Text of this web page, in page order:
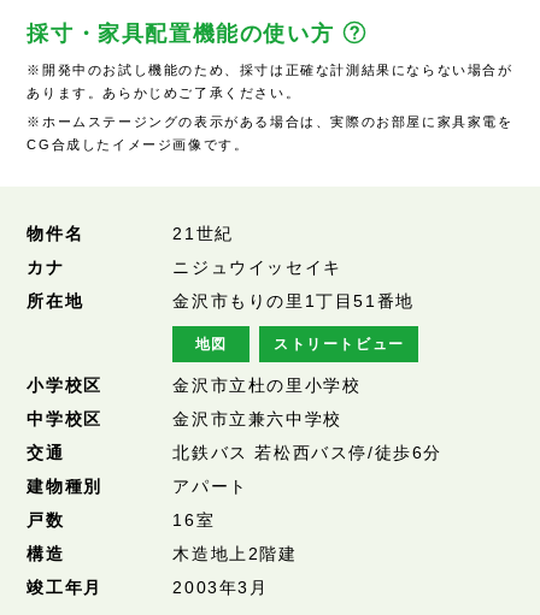
採寸・家具配置機能の使い方
※開発中のお試し機能のため、採寸は正確な計測結果にならない場合が
あります。あらかじめご了承ください。
※ホームステージングの表示がある場合は、実際のお部屋に家具家電を
CG合成したイメージ画像です。
物件名
21世紀
カナ
ニジュウイッセイキ
所在地
金沢市もりの里1丁目51番地
地図 ストリートビュー
小学校区
金沢市立杜の里小学校
中学校区
金沢市立兼六中学校
交通
北鉄バス 若松西バス停/徒歩6分
建物種別
アパート
戸数
16室
構造
木造地上2階建
竣工年月
2003年3月